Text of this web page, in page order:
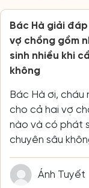
Bác Hà giải
vợ chồng gồm
sinh nhiều khi
không
Bác Hà ơi, cháu
cho cả hai vợ
nào và có phát
chuyên sâu
Ánh Tuyết